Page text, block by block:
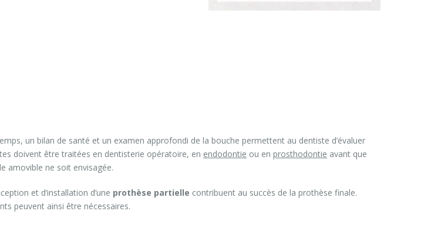
un bilan de santé et un examen approfondi de la bouche permettent au dentiste d’évaluer
doivent être traitées en dentisterie opératoire, en endodontie ou en prosthodontie avant que
amovible ne soit envisagée.
et d’installation d’une prothèse partielle contribuent au succès de la prothèse finale.
peuvent ainsi être nécessaires.